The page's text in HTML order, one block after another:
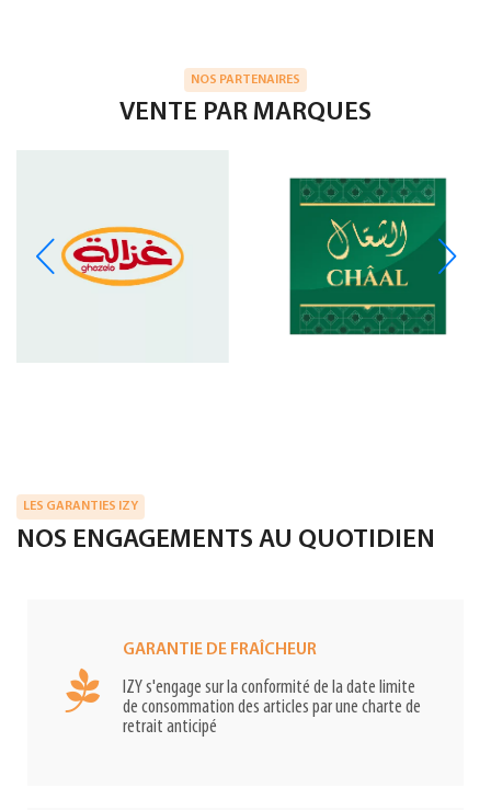
NOS PARTENAIRES
VENTE PAR MARQUES
LES GARANTIES IZY
NOS ENGAGEMENTS AU QUOTIDIEN
GARANTIE DE FRAÎCHEUR
IZY s'engage sur la conformité de la date limite
de consommation des articles par une charte de
retrait anticipé